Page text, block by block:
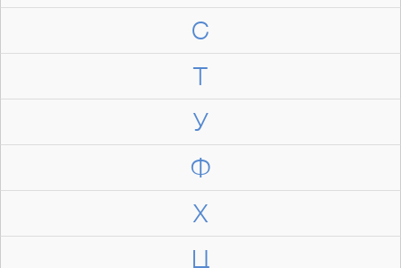
С
Т
У
Ф
Х
Ц